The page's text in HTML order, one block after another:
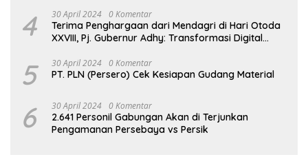
4 30 April 2024 0 Komentar
Terima Penghargaan dari Mendagri di Hari Otoda
XXVIII, Pj. Gubernur Adhy: Transformasi Digital
Keberhasilan Jatim
5 30 April 2024 0 Komentar
PT. PLN (Persero) Cek Kesiapan Gudang Material
6 30 April 2024 0 Komentar
2.641 Personil Gabungan Akan di Terjunkan
Pengamanan Persebaya vs Persik